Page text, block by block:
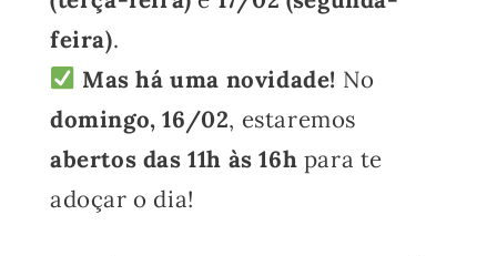
feira).
Mas há uma novidade! No
domingo, 16/02, estaremos
abertos das 11h às 16h para te
adoçar o dia!